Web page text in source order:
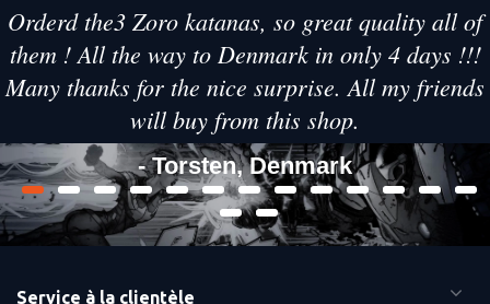
Orderd the3 Zoro katanas, so great quality all of
them ! All the way to Denmark in only 4 days !!!
Many thanks for the nice surprise. All my friends
will buy from this shop.
- Torsten, Denmark
Service à la clientèle